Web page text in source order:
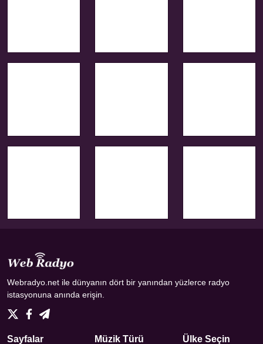
Webradyo.net ile dünyanın dört bir yanından yüzlerce radyo
istasyonuna anında erişin.
Sayfalar Müzik Türü Ülke Seçin